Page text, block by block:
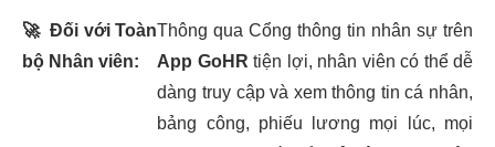
🚀 Đối với Toàn
bộ Nhân viên:
Thông qua Cổng thông tin nhân sự trên
App GoHR tiện lợi, nhân viên có thể dễ
dàng truy cập và xem thông tin cá nhân,
bảng công, phiếu lương mọi lúc, mọi